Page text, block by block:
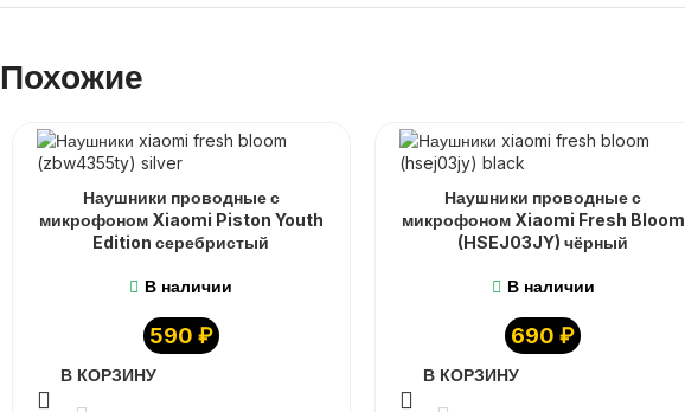
Похожие
Наушники проводные с
микрофоном Xiaomi Piston Youth
Edition серебристый
В наличии
590 ₽
В КОРЗИНУ
Наушники проводные с
микрофоном Xiaomi Fresh Bloom
(HSEJ03JY) чёрный
В наличии
690₽
В КОРЗИНУ